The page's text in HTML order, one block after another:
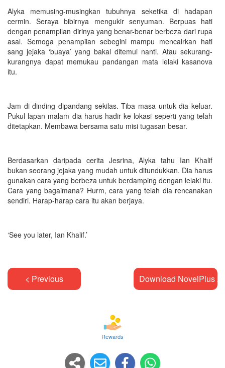
Alyka memusing-musingkan tubuhnya seketika di hadapan
cermin. Seraya bibirnya mengukir senyuman. Berpuas hati
dengan penampilan dirinya yang benar-benar berbeza dari rupa
asal. Semoga penampilan sebegini mampu mencairkan hati
sang jejaka ‘buaya’ yang bakal ditemui nanti. Atau sekurang-
kurangnya dapat memukau pandangan mata lelaki kasanova
itu.
Jam di dinding dipandang sekilas. Tiba masa untuk dia keluar.
Pukul lapan malam dia harus hadir ke lokasi seperti yang telah
ditetapkan. Membawa bersama satu misi tugasan besar.
Berdasarkan daripada cerita Jesrina, Alyka tahu Ian Khalif
bukan seorang jejaka yang mudah untuk ditundukkan. Dia harus
gunakan cara yang berbeza untuk berdamping dengan lelaki itu.
Cara yang bagaimana? Hurm, cara yang telah dia rencanakan
sendiri. Harap-harap cara itu akan berjaya.
‘See you later, Ian Khalif.’
< Previous Download NovelPlus
Rewards